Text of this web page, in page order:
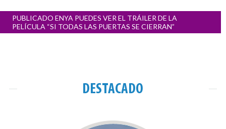
Navegación
entradas
PUBLICADO ENYA PUEDES VER EL TRÁILER DE LA
PELÍCULA “SI TODAS LAS PUERTAS SE CIERRAN”
DESTACADO